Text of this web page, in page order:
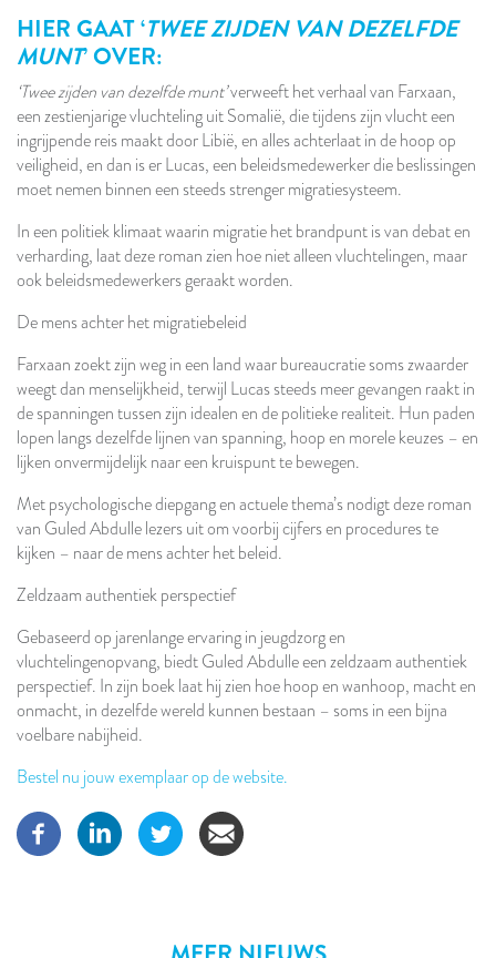
HIER GAAT ‘TWEE ZIJDEN VAN DEZELFDE
MUNT’ OVER:
‘Twee zijden van dezelfde munt’verweeft het verhaal van Farxaan,
een zestienjarige vluchteling uit Somalië, die tijdens zijn vlucht een
ingrijpende reis maakt door Libië, en alles achterlaat in de hoop op
veiligheid, en dan is er Lucas, een beleidsmedewerker die beslissingen
moet nemen binnen een steeds strenger migratiesysteem.
In een politiek klimaat waarin migratie het brandpunt is van debat en
verharding, laat deze roman zien hoe niet alleen vluchtelingen, maar
ook beleidsmedewerkers geraakt worden.
De mens achter het migratiebeleid
Farxaan zoekt zijn weg in een land waar bureaucratie soms zwaarder
weegt dan menselijkheid, terwijl Lucas steeds meer gevangen raakt in
de spanningen tussen zijn idealen en de politieke realiteit. Hun paden
lopen langs dezelfde lijnen van spanning, hoop en morele keuzes – en
lijken onvermijdelijk naar een kruispunt te bewegen.
Met psychologische diepgang en actuele thema’s nodigt deze roman
van Guled Abdulle lezers uit om voorbij cijfers en procedures te
kijken – naar de mens achter het beleid.
Zeldzaam authentiek perspectief
Gebaseerd op jarenlange ervaring in jeugdzorg en
vluchtelingenopvang, biedt Guled Abdulle een zeldzaam authentiek
perspectief. In zijn boek laat hij zien hoe hoop en wanhoop, macht en
onmacht, in dezelfde wereld kunnen bestaan – soms in een bijna
voelbare nabijheid.
Bestel nu jouw exemplaar op de website.